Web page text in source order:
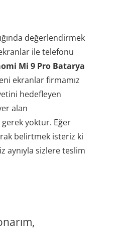
değerlendirmek
ile telefonu
Mi 9 Pro Batarya
ekranlar firmamız
hedefleyen
alan
yoktur. Eğer
belirtmek isteriz ki
aynıyla sizlere teslim